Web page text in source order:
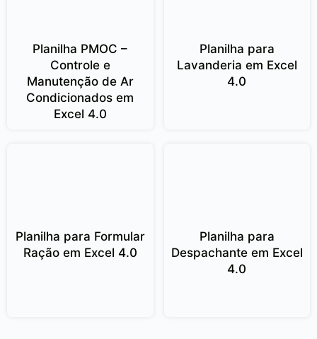
Planilha PMOC –
Controle e
Manutenção de Ar
Condicionados em
Excel 4.0
Planilha para
Lavanderia em Excel
4.0
Planilha para Formular
Ração em Excel 4.0
Planilha para
Despachante em Excel
4.0